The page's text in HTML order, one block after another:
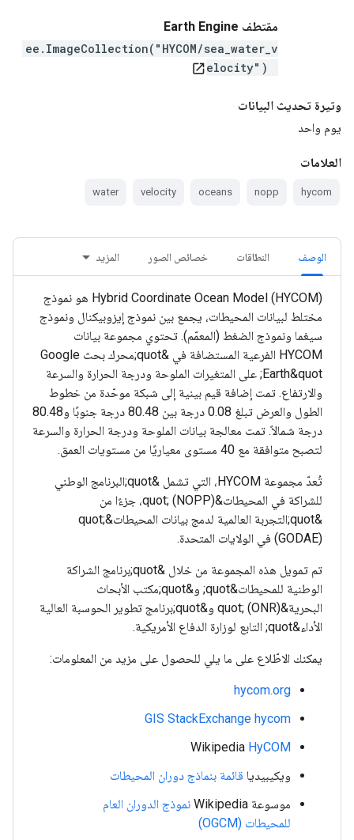
مقتطف Earth Engine
ee.ImageCollection("HYCOM/sea_water_v
elocity")
open_in_new
وتيرة تحديث البيانات
يوم واحد
العلامات
hycom
nopp
oceans
velocity
water
الوصف النطاقات خصائص الصور المزيد
‫Hybrid Coordinate Ocean Model (HYCOM) هو نموذج
مختلط لبيانات المحيطات، يجمع بين نموذج إيزوبيكنال ونموذج
سيغما ونموذج الضغط (المعمّم). تحتوي مجموعة بيانات
HYCOM الفرعية المستضافة في &quot;محرك بحث Google
Earth&quot; على المتغيرات الملوحة ودرجة الحرارة والسرعة
والارتفاع. تمت إضافة قيم بينية إلى شبكة موحّدة من خطوط
الطول والعرض تبلغ 0.08 درجة بين 80.48 درجة جنوبًا و80.48
درجة شمالاً. تمت معالجة بيانات الملوحة ودرجة الحرارة والسرعة
لتصبح متوافقة مع 40 مستوى معياريًا من مستويات العمق.
تُعدّ مجموعة HYCOM، التي تشمل &quot;البرنامج الوطني
للشراكة في المحيطات&quot; (NOPP)، جزءًا من
&quot;التجربة العالمية لدمج بيانات المحيطات&quot;
(GODAE) في الولايات المتحدة.
تم تمويل هذه المجموعة من خلال &quot;برنامج الشراكة
الوطنية للمحيطات&quot; و&quot;مكتب الأبحاث
البحرية&quot; (ONR) و&quot;برنامج تطوير الحوسبة العالية
الأداء&quot; التابع لوزارة الدفاع الأمريكية.
يمكنك الاطّلاع على ما يلي للحصول على مزيد من المعلومات:
hycom.org
GIS StackExchange hycom
‫Wikipedia HyCOM
ويكيبيديا قائمة بنماذج دوران المحيطات
موسوعة Wikipedia
نموذج الدوران العام
للمحيطات (OGCM)